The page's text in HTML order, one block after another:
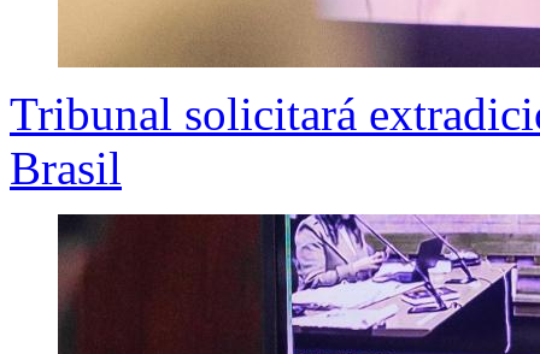
Tribunal solicitará
Brasil